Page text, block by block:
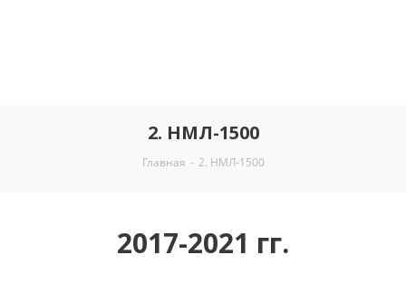
2. НМЛ-1500
Главная - 2. НМЛ-1500
2017-2021 гг.